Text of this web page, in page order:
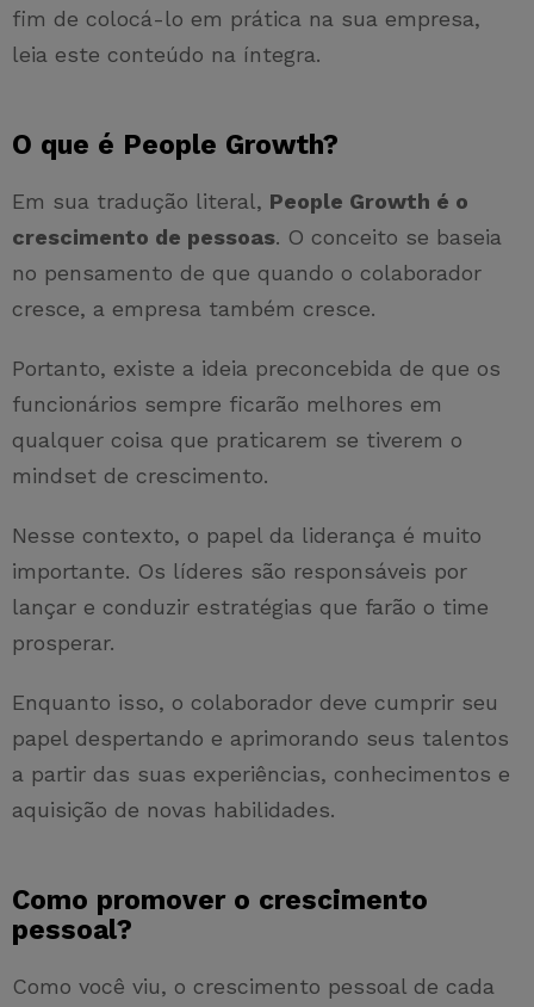
fim de colocá-lo em prática na sua empresa,
leia este conteúdo na íntegra.
O que é People Growth?
Em sua tradução literal, People Growth é o
crescimento de pessoas. O conceito se baseia
no pensamento de que quando o colaborador
cresce, a empresa também cresce.
Portanto, existe a ideia preconcebida de que os
funcionários sempre ficarão melhores em
qualquer coisa que praticarem se tiverem o
mindset de crescimento.
Nesse contexto, o papel da liderança é muito
importante. Os líderes são responsáveis por
lançar e conduzir estratégias que farão o time
prosperar.
Enquanto isso, o colaborador deve cumprir seu
papel despertando e aprimorando seus talentos
a partir das suas experiências, conhecimentos e
aquisição de novas habilidades.
Como promover o crescimento
pessoal?
Como você viu, o crescimento pessoal de cada